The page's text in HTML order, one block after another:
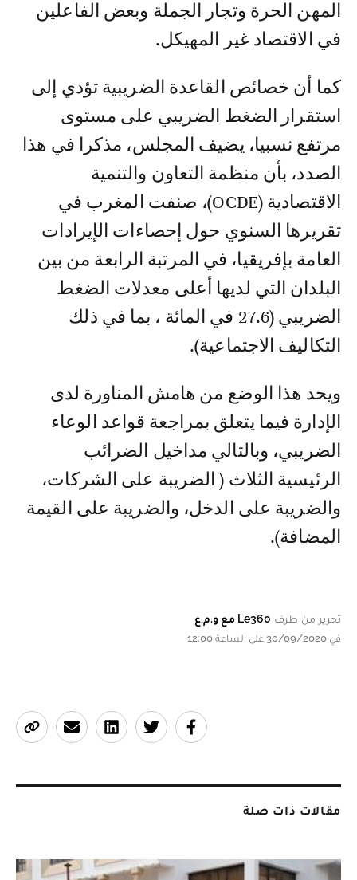
المهن الحرة وتجار الجملة وبعض الفاعلين
في الاقتصاد غير المهيكل.
كما أن خصائص القاعدة الضريبية تؤدي إلى
استقرار الضغط الضريبي على مستوى
مرتفع نسبيا، يضيف المجلس، مذكرا في هذا
الصدد، بأن منظمة التعاون والتنمية
الاقتصادية (OCDE)، صنفت المغرب في
تقريرها السنوي حول إحصاءات الإيرادات
العامة بإفريقيا، في المرتبة الرابعة من بين
البلدان التي لديها أعلى معدلات الضغط
الضريبي (27.6 في المائة ، بما في ذلك
التكاليف الاجتماعية).
ويحد هذا الوضع من هامش المناورة لدى
الإدارة فيما يتعلق بمراجعة قواعد الوعاء
الضريبي، وبالتالي مداخيل الضرائب
الرئيسية الثلاث ( الضريبة على الشركات،
والضريبة على الدخل، والضريبة على القيمة
المضافة).
تحرير من طرف Le360 مع و.م.ع
في 30/09/2020 على الساعة 12:00
مقالات ذات صلة